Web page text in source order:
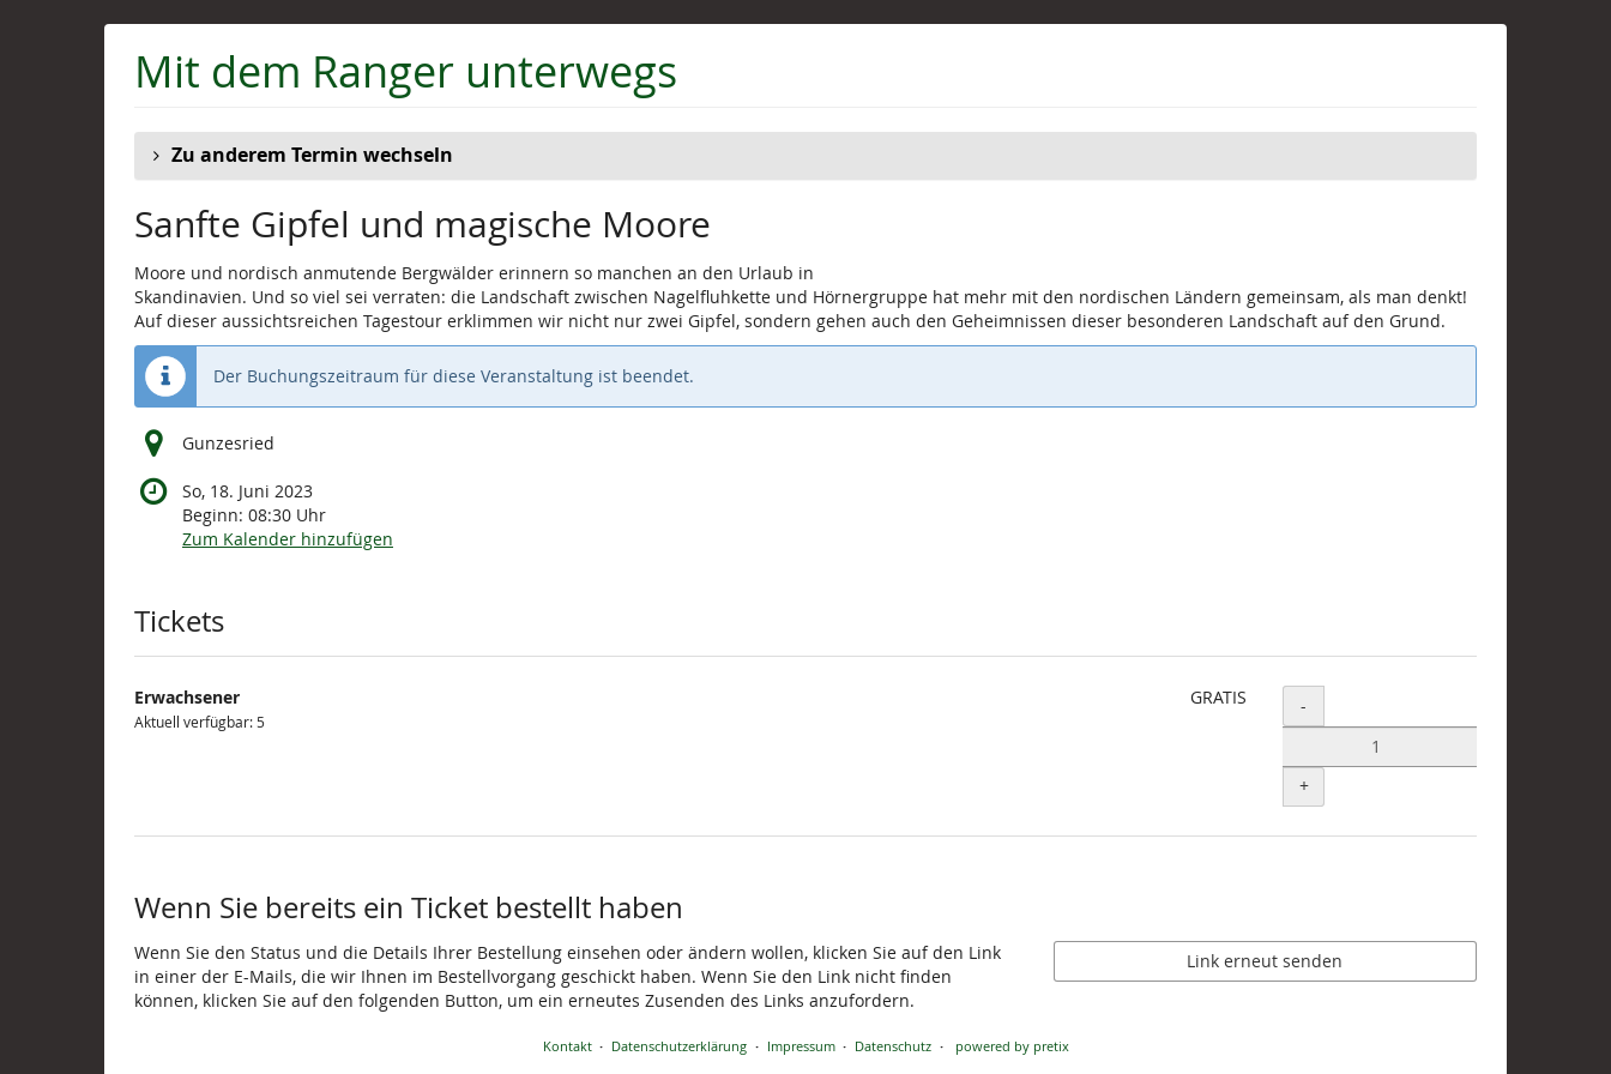
Mit dem Ranger unterwegs
Zu anderem Termin wechseln
Sanfte Gipfel und magische Moore
Moore und nordisch anmutende Bergwälder erinnern so manchen an den Urlaub in
Skandinavien. Und so viel sei verraten: die Landschaft zwischen Nagelfluhkette und Hörnergruppe hat mehr mit den nordischen Ländern gemeinsam, als man denkt!
Auf dieser aussichtsreichen Tagestour erklimmen wir nicht nur zwei Gipfel, sondern gehen auch den Geheimnissen dieser besonderen Landschaft auf den Grund.
Der Buchungszeitraum für diese Veranstaltung ist beendet.
Gunzesried
So, 18. Juni 2023
Beginn: 08:30 Uhr
Zum Kalender hinzufügen
Produkte
Tickets
Erwachsener
Aktuell verfügbar: 5
GRATIS Menge
-
+
Wenn Sie bereits ein Ticket bestellt haben
Wenn Sie den Status und die Details Ihrer Bestellung einsehen oder ändern wollen, klicken Sie auf den Link
in einer der E-Mails, die wir Ihnen im Bestellvorgang geschickt haben. Wenn Sie den Link nicht finden
können, klicken Sie auf den folgenden Button, um ein erneutes Zusenden des Links anzufordern.
Link erneut senden
Kontakt Datenschutzerklärung Impressum Datenschutz powered by pretix